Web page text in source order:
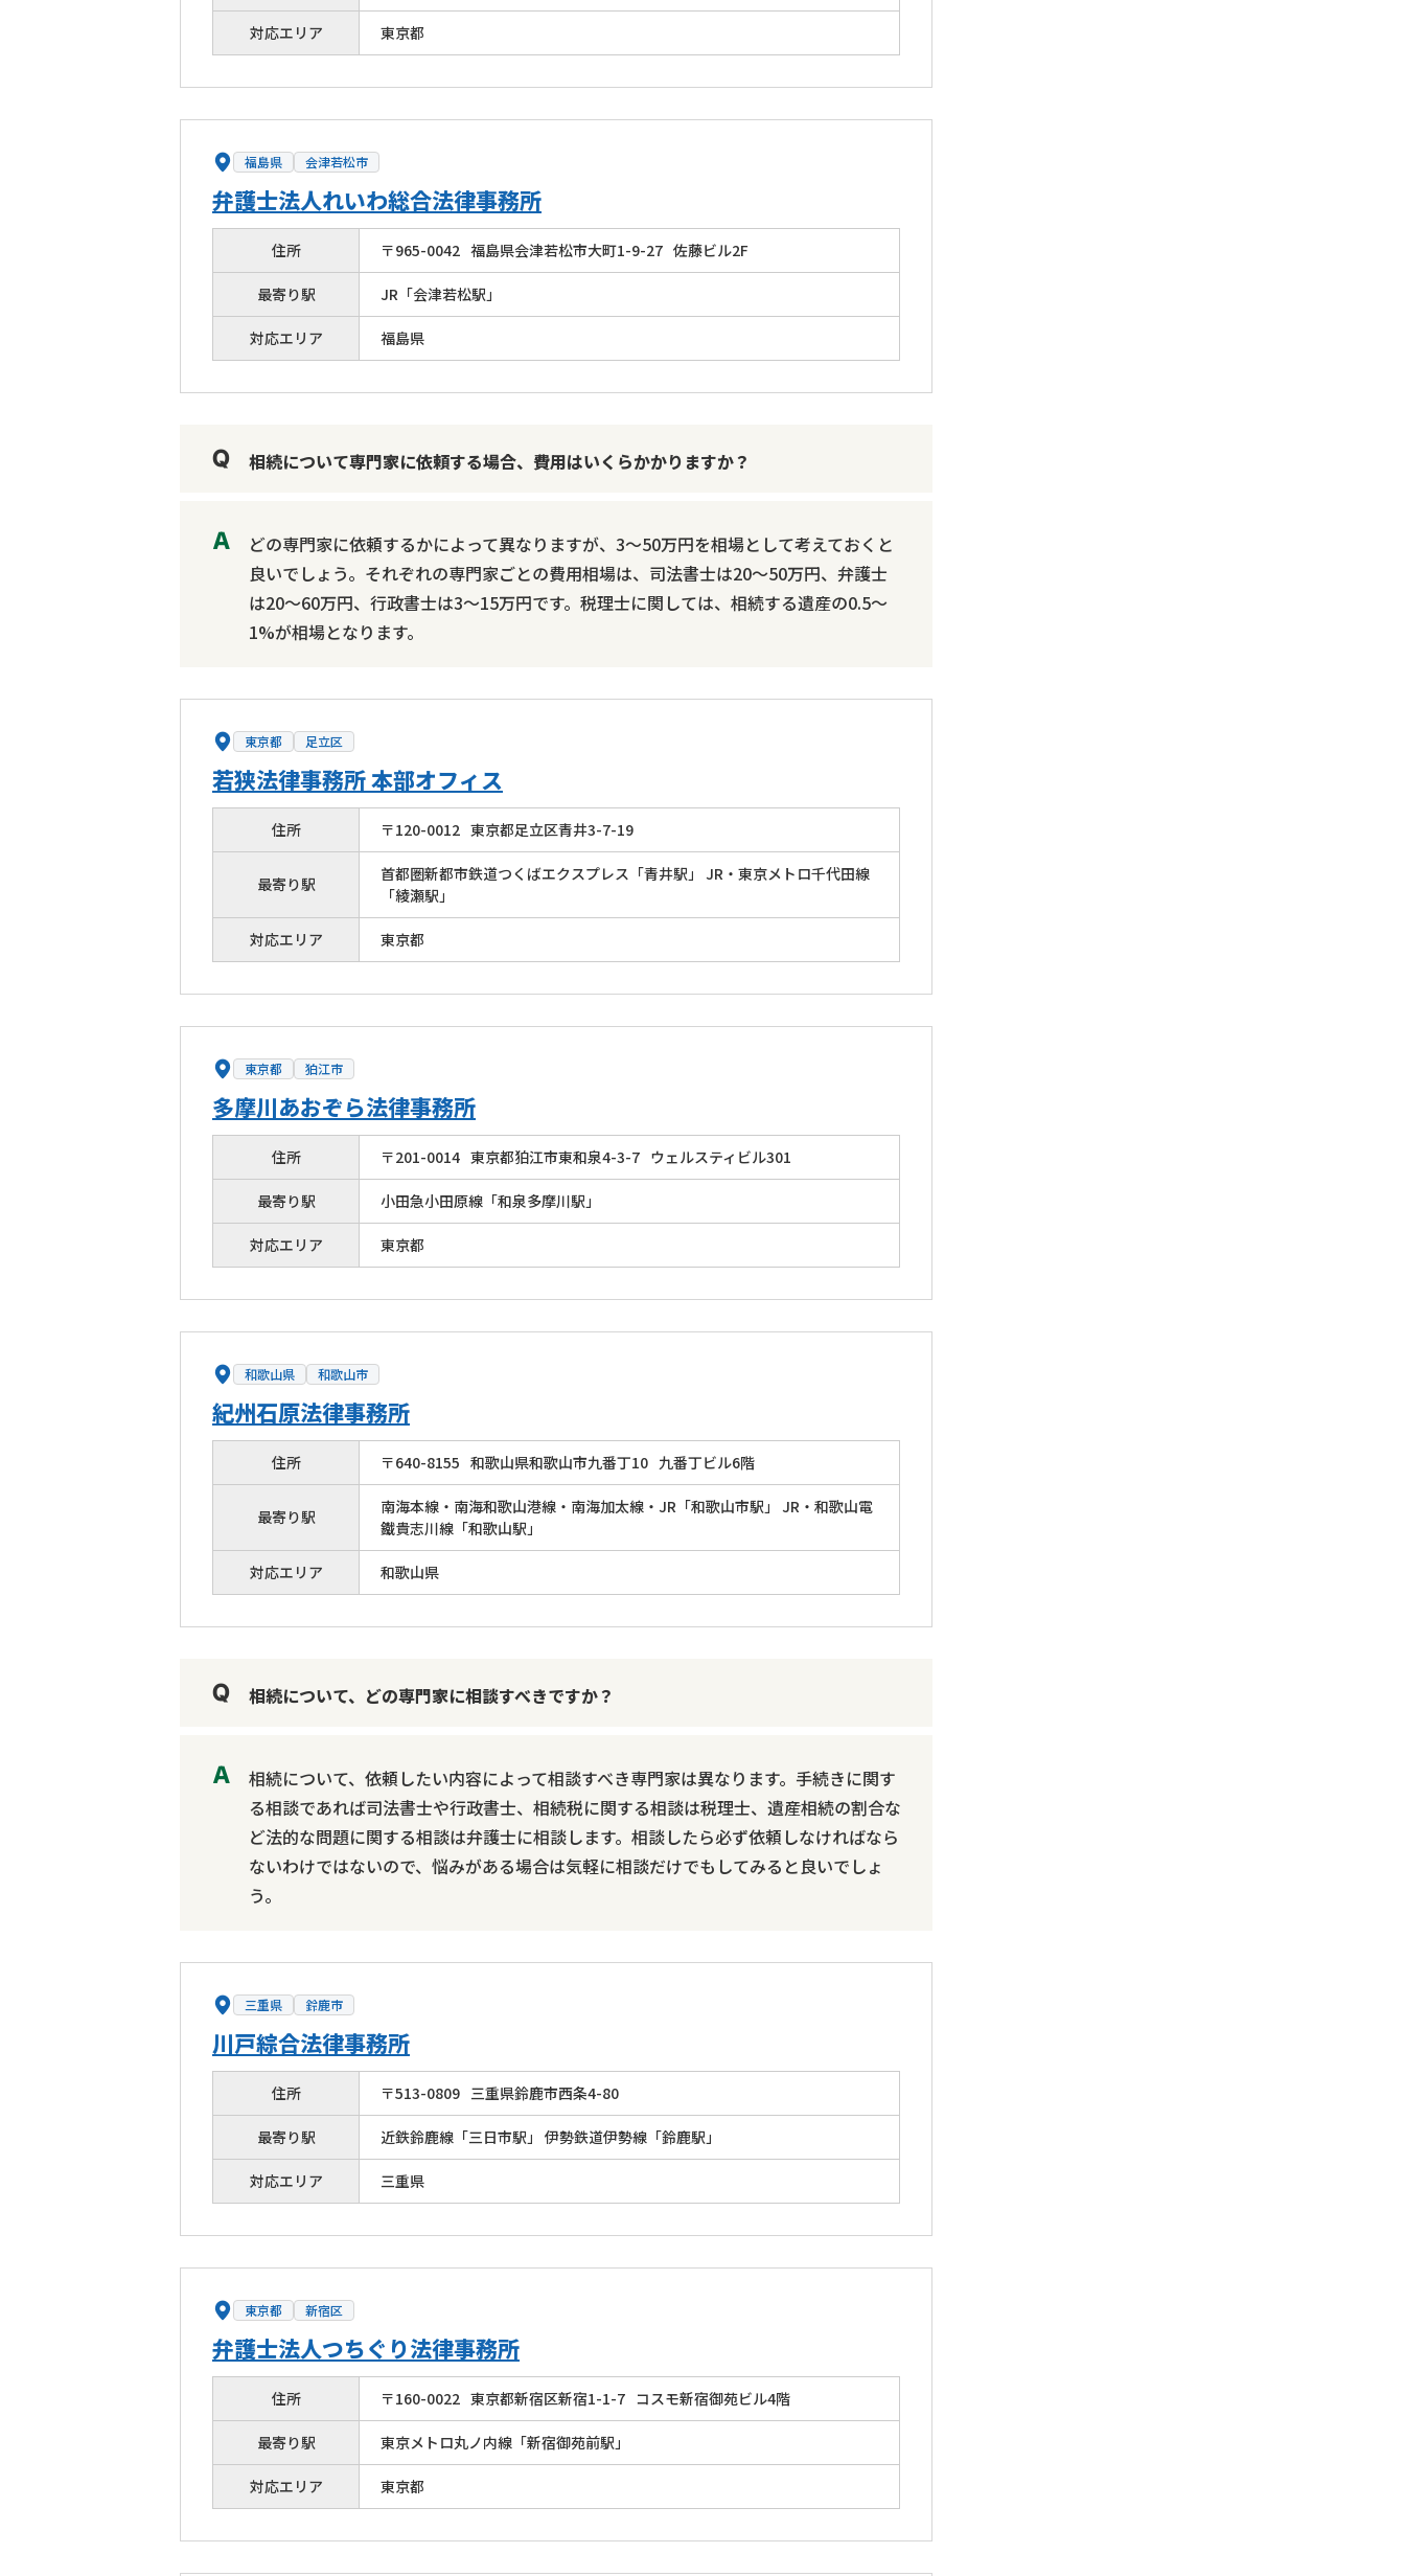
対応エリア 東京都
福島県 会津若松市
弁護士法人れいわ総合法律事務所
住所 〒965-0042 福島県会津若松市大町1-9-27 佐藤ビル2F
最寄り駅 JR「会津若松駅」
対応エリア 福島県
相続について専門家に依頼する場合、費用はいくらかかりますか？
どの専門家に依頼するかによって異なりますが、3～50万円を相場として考えておくと
良いでしょう。それぞれの専門家ごとの費用相場は、司法書士は20～50万円、弁護士
は20～60万円、行政書士は3～15万円です。税理士に関しては、相続する遺産の0.5～
1%が相場となります。
東京都 足立区
若狭法律事務所 本部オフィス
住所 〒120-0012 東京都足立区青井3-7-19
最寄り駅
首都圏新都市鉄道つくばエクスプレス「青井駅」 JR・東京メトロ千代田線
「綾瀬駅」
対応エリア 東京都
東京都 狛江市
多摩川あおぞら法律事務所
住所 〒201-0014 東京都狛江市東和泉4-3-7 ウェルスティビル301
最寄り駅 小田急小田原線「和泉多摩川駅」
対応エリア 東京都
和歌山県 和歌山市
紀州石原法律事務所
住所 〒640-8155 和歌山県和歌山市九番丁10 九番丁ビル6階
最寄り駅
南海本線・南海和歌山港線・南海加太線・JR「和歌山市駅」 JR・和歌山電
鐵貴志川線「和歌山駅」
対応エリア 和歌山県
相続について、どの専門家に相談すべきですか？
相続について、依頼したい内容によって相談すべき専門家は異なります。手続きに関す
る相談であれば司法書士や行政書士、相続税に関する相談は税理士、遺産相続の割合な
ど法的な問題に関する相談は弁護士に相談します。相談したら必ず依頼しなければなら
ないわけではないので、悩みがある場合は気軽に相談だけでもしてみると良いでしょ
う。
三重県 鈴鹿市
川戸綜合法律事務所
住所 〒513-0809 三重県鈴鹿市西条4-80
最寄り駅 近鉄鈴鹿線「三日市駅」 伊勢鉄道伊勢線「鈴鹿駅」
対応エリア 三重県
東京都 新宿区
弁護士法人つちぐり法律事務所
住所 〒160-0022 東京都新宿区新宿1-1-7 コスモ新宿御苑ビル4階
最寄り駅 東京メトロ丸ノ内線「新宿御苑前駅」
対応エリア 東京都